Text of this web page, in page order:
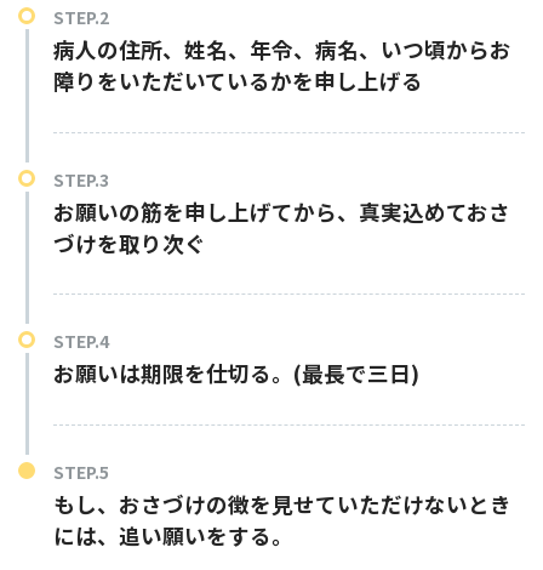
病人の住所、姓名、年令、病名、いつ頃からお
障りをいただいているかを申し上げる
お願いの筋を申し上げてから、真実込めておさ
づけを取り次ぐ
お願いは期限を仕切る。(最長で三日)
もし、おさづけの徴を見せていただけないとき
には、追い願いをする。